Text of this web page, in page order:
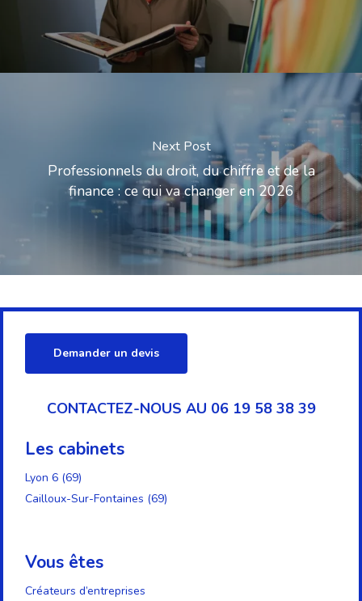
Next Post
Professionnels du droit, du chiffre et de la
finance : ce qui va changer en 2026
Demander un devis
CONTACTEZ-NOUS AU 06 19 58 38 39
Les cabinets
Lyon 6 (69)
Cailloux-Sur-Fontaines (69)
Vous êtes
Créateurs d’entreprises